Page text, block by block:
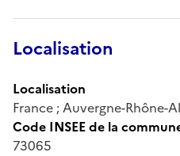
Localisation
Localisation
France ; Auvergne-Rhône-
Code INSEE de la
73065